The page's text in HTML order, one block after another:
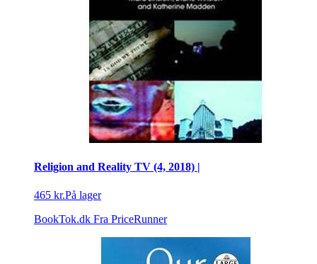
Religion and Reality TV (4, 2018) |
465 kr.På lager
BookTok.dk Fra PriceRunner